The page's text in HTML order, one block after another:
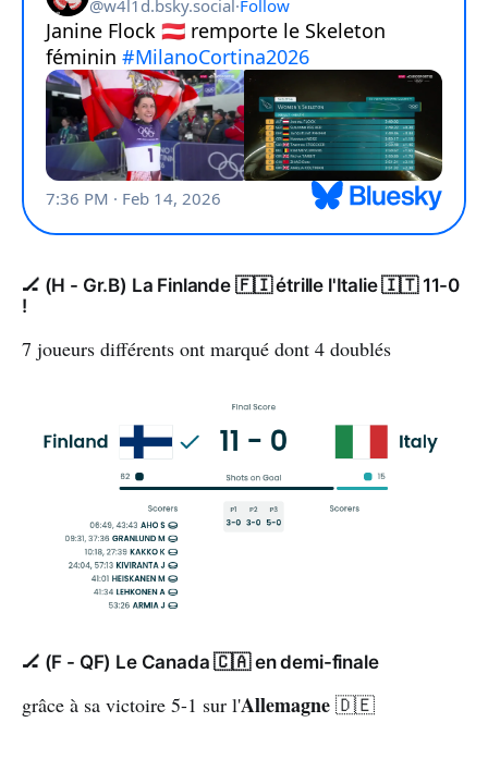
🏒 (H - Gr.B) La Finlande 🇫🇮 étrille l'Italie 🇮🇹 11-0
!
7 joueurs différents ont marqué dont 4 doublés
🏒 (F - QF) Le Canada 🇨🇦 en demi-finale
grâce à sa victoire 5-1 sur l'Allemagne 🇩🇪